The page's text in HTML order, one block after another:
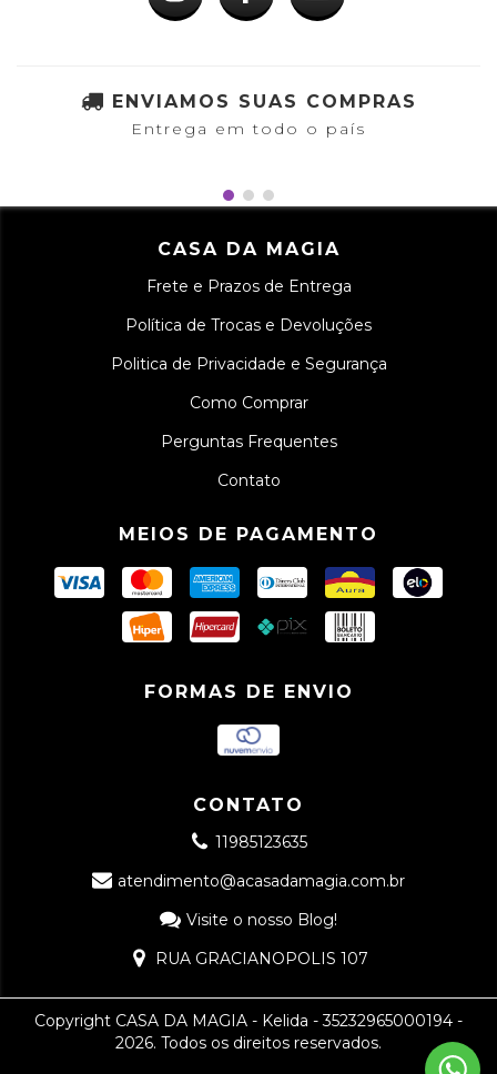
ENVIAMOS SUAS COMPRAS
Entrega em todo o país
CASA DA MAGIA
Frete e Prazos de Entrega
Política de Trocas e Devoluções
Politica de Privacidade e Segurança
Como Comprar
Perguntas Frequentes
Contato
MEIOS DE PAGAMENTO
FORMAS DE ENVIO
CONTATO
11985123635
atendimento@acasadamagia.com.br
Visite o nosso Blog!
RUA GRACIANOPOLIS 107
Copyright CASA DA MAGIA - Kelida - 35232965000194 -
2026. Todos os direitos reservados.